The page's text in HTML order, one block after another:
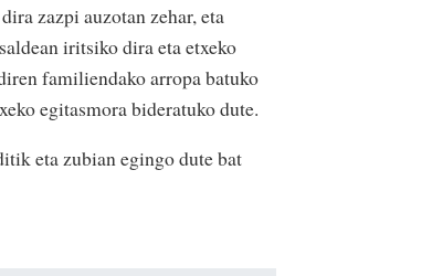
zazpi auzotan zehar, eta
iritsiko dira eta etxeko
familiendako arropa batuko
egitasmora bideratuko dute.
eta zubian egingo dute bat